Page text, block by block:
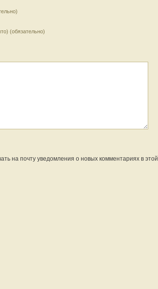
(обязательно)
на почту уведомления о новых комментариях в этой